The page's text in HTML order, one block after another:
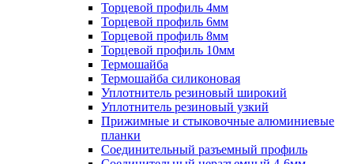
Торцевой профиль 4мм
Торцевой профиль 6мм
Торцевой профиль 8мм
Торцевой профиль 10мм
Термошайба
Термошайба силиконовая
Уплотнитель резиновый широкий
Уплотнитель резиновый узкий
Прижимные и стыковочные алюминиевые
планки
Соединительный разъемный профиль